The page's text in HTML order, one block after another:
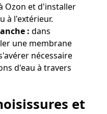
Ozon et d'installer
à l'extérieur.
: dans
une membrane
nécessaire
d'eau à travers
et